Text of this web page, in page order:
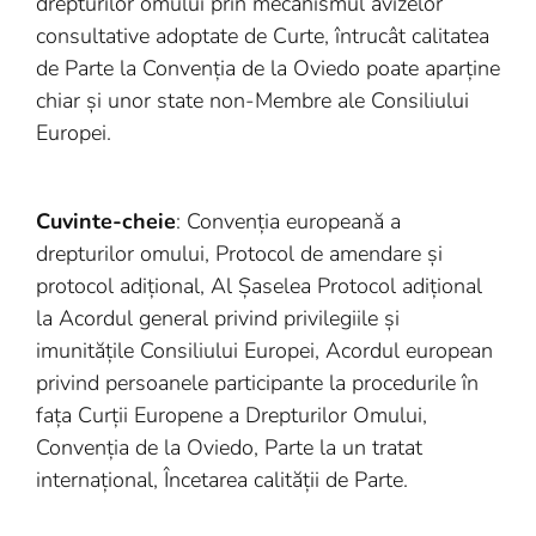
consultative adoptate de Curte, întrucât calitatea
de Parte la Convenția de la Oviedo poate aparține
chiar și unor state non-Membre ale Consiliului
Europei.
Cuvinte-cheie: Convenția europeană a
drepturilor omului, Protocol de amendare și
protocol adițional, Al Șaselea Protocol adițional
la Acordul general privind privilegiile și
imunitățile Consiliului Europei, Acordul european
privind persoanele participante la procedurile în
fața Curții Europene a Drepturilor Omului,
Convenția de la Oviedo, Parte la un tratat
internațional, Încetarea calității de Parte.